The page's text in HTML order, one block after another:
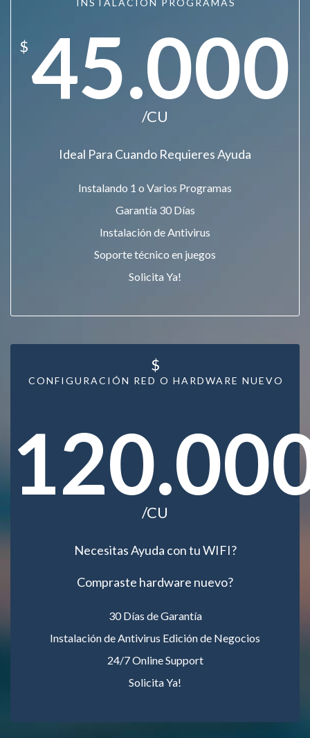
INSTALACIÓN PROGRAMAS
$45.000
/CU
Ideal Para Cuando Requieres Ayuda
Instalando 1 o Varios Programas
Garantía 30 Días
Instalación de Antivirus
Soporte técnico en juegos
Solicita Ya!
CONFIGURACIÓN RED O HARDWARE NUEVO
$
/CU
Necesitas Ayuda con tu WIFI?
Compraste hardware nuevo?
30 Días de Garantía
Instalación de Antivirus Edición de Negocios
24/7 Online Support
Solicita Ya!